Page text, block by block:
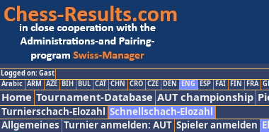
Logged on: Gast
Arabic ARM AZE BIH BUL CAT CHN CRO CZE DEN ENG ESP FAI FIN FRA
Home Tournament-Database AUT championship
Turnierschach-Elozahl Schnellschach-Elozahl
Allgemeines Turnier anmelden: AUT Spieler anmelden